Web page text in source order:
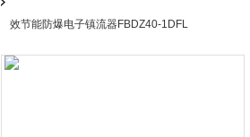
效节能防爆电子镇流器FBDZ40-1DFL